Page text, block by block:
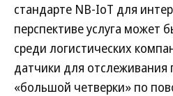
стандарте NB-IoT для
перспективе услуга может
среди логистических
датчики для отслеживания
«большой четверки» по